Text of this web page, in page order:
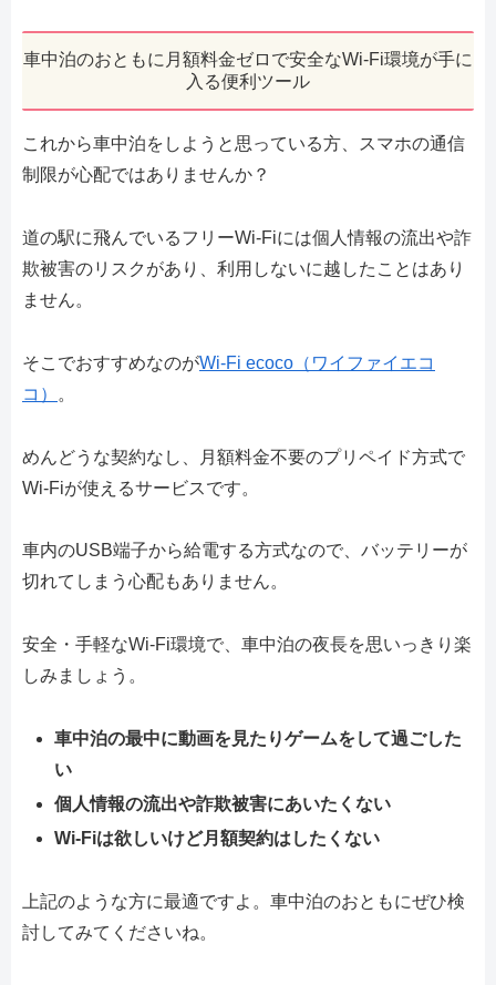
車中泊のおともに月額料金ゼロで安全なWi-Fi環境が手に
入る便利ツール
これから車中泊をしようと思っている方、スマホの通信
制限が心配ではありませんか？
道の駅に飛んでいるフリーWi-Fiには個人情報の流出や詐
欺被害のリスクがあり、利用しないに越したことはあり
ません。
そこでおすすめなのがWi-Fi ecoco（ワイファイエコ
コ）
。
めんどうな契約なし、月額料金不要のプリペイド方式で
Wi-Fiが使えるサービスです。
車内のUSB端子から給電する方式なので、バッテリーが
切れてしまう心配もありません。
安全・手軽なWi-Fi環境で、車中泊の夜長を思いっきり楽
しみましょう。
車中泊の最中に動画を見たりゲームをして過ごした
い
個人情報の流出や詐欺被害にあいたくない
Wi-Fiは欲しいけど月額契約はしたくない
上記のような方に最適ですよ。車中泊のおともにぜひ検
討してみてくださいね。